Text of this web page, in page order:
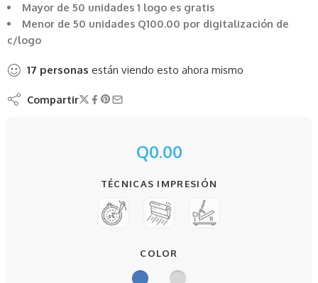
Mayor de 50 unidades 1 logo es gratis
Menor de 50 unidades Q100.00 por digitalización de
c/logo
17 personas están viendo esto ahora mismo
Compartir
Q0.00
TÉCNICAS IMPRESIÓN
COLOR